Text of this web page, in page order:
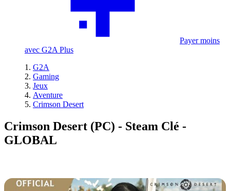
Payer moins
avec G2A Plus
G2A
Gaming
Jeux
Aventure
Crimson Desert
Crimson Desert (PC) - Steam Clé -
GLOBAL